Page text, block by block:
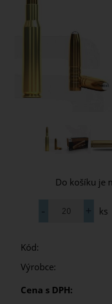
Do košíku je
ks
Kód:
Výrobce:
Cena s DPH: